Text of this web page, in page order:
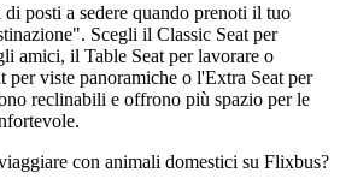
posti a sedere quando prenoti il ​​tuo
Scegli il Classic Seat per
amici, il Table Seat per lavorare o
per viste panoramiche o l'Extra Seat per
reclinabili e offrono più spazio per le
con animali domestici su Flixbus?